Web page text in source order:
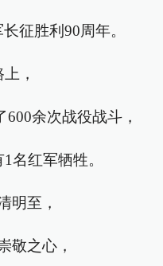
征胜利90周年。
，
余次战役战斗，
名红军牺牲。
明至，
敬之心，